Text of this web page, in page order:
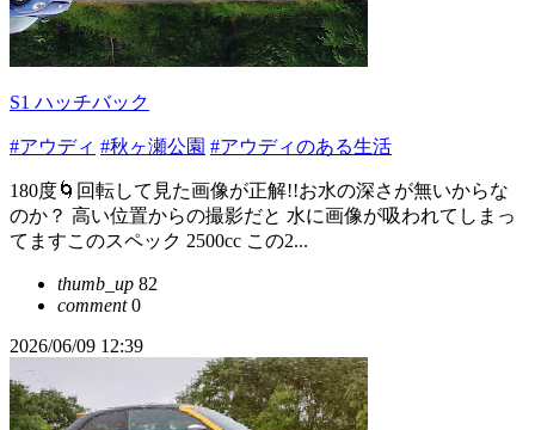
S1 ハッチバック
#アウディ #秋ヶ瀬公園 #アウディのある生活
180度🌀回転して見た画像が正解!!お水の深さが無いからな
のか？ 高い位置からの撮影だと 水に画像が吸われてしまっ
てますこのスペック 2500cc この2...
thumb_up 82
comment0
2026/06/09 12:39